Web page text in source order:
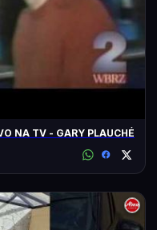
NA TV - GARY PLAUCHÉ